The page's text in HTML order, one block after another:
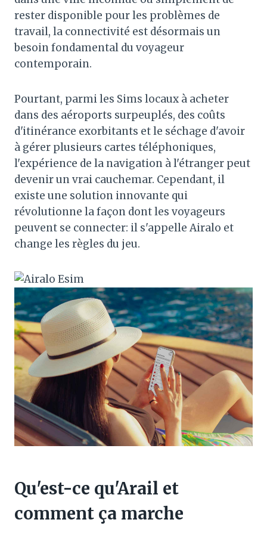
rester disponible pour les problèmes de
travail, la connectivité est désormais un
besoin fondamental du voyageur
contemporain.
Pourtant, parmi les Sims locaux à acheter
dans des aéroports surpeuplés, des coûts
d'itinérance exorbitants et le séchage d'avoir
à gérer plusieurs cartes téléphoniques,
l'expérience de la navigation à l'étranger peut
devenir un vrai cauchemar. Cependant, il
existe une solution innovante qui
révolutionne la façon dont les voyageurs
peuvent se connecter: il s'appelle Airalo et
change les règles du jeu.
Qu'est-ce qu'Arail et
comment ça marche